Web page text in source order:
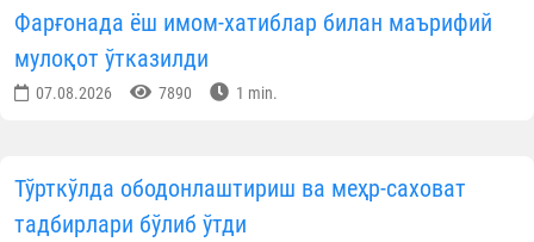
Фарғонада ёш имом-хатиблар билан маърифий
мулоқот ўтказилди
07.08.2026 7890 1 min.
Тўрткўлда ободонлаштириш ва меҳр-саховат
тадбирлари бўлиб ўтди